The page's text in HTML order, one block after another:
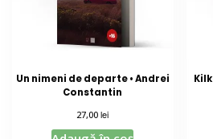
Un nimeni de departe • Andrei
Constantin
27,00lei